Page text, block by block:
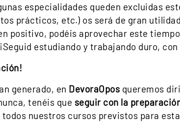
especialidades queden excluidas
prácticos, etc.) os será de gran
positivo, podéis aprovechar este
estudiando y trabajando duro,
generado, en DevoraOpos queremos
tenéis que seguir con la
todos nuestros cursos previstos para